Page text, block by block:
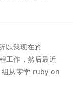
以我现在的
工作，然后最近
从零学 ruby on